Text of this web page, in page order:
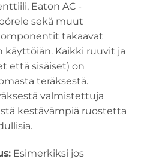
Eaton AC -
sekä muut
takaavat
käyttöiän. Kaikki ruuvit ja
että sisäiset) on
teräksestä.
valmistettuja
kestävämpiä ruostetta
Esimerkiksi jos